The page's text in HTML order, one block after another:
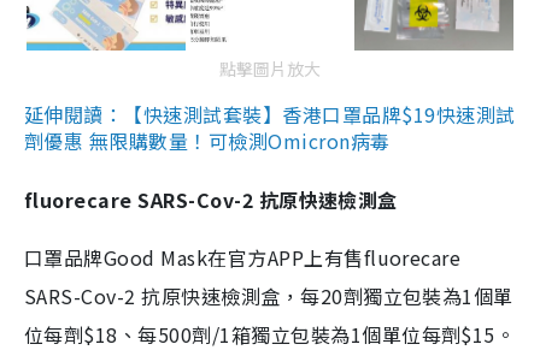
點擊圖片放大
延伸閱讀：【快速測試套裝】香港口罩品牌$19快速測試
劑優惠 無限購數量！可檢測Omicron病毒
fluorecare SARS-Cov-2 抗原快速檢測盒
口罩品牌Good Mask在官方APP上有售fluorecare
SARS-Cov-2 抗原快速檢測盒，每20劑獨立包裝為1個單
位每劑$18、每500劑/1箱獨立包裝為1個單位每劑$15。